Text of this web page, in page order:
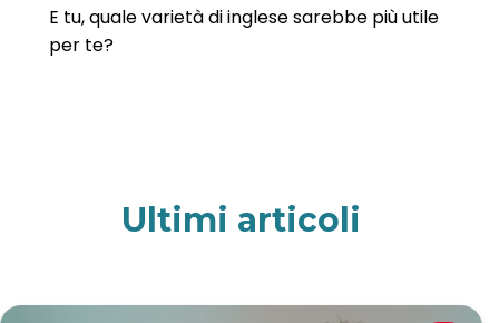
E tu, quale varietà di inglese sarebbe più utile
per te?
Ultimi articoli